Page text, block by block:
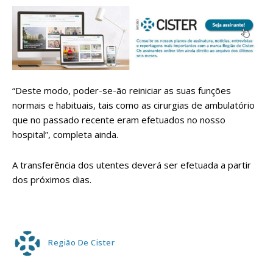
“Deste modo, poder-se-ão reiniciar as suas funções
normais e habituais, tais como as cirurgias de ambulatório
que no passado recente eram efetuados no nosso
hospital”, completa ainda.
A transferência dos utentes deverá ser efetuada a partir
dos próximos dias.
Região De Cister